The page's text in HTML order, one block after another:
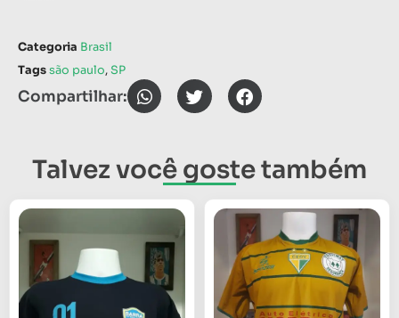
Categoria Brasil
Tagssão paulo,SP
Compartilhar:
Talvez você goste também